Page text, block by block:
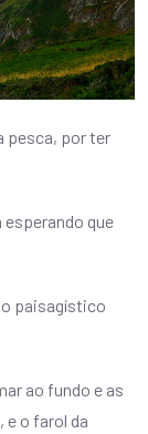
pesca, por ter
que
paisagístico
ao fundo e as
o farol da